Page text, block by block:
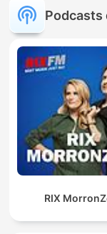
Podcasts
RIX